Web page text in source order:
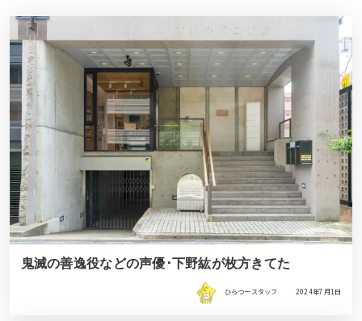
鬼滅の善逸役などの声優･下野紘が枚方きてた
ひらつースタッフ 2024年7月1日